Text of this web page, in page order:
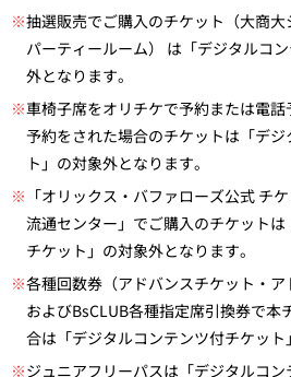
※抽選販売でご購入のチケット（大商
パーティールーム） は「デジタルコ
外となります。
※車椅子席をオリチケで予約または電
予約をされた場合のチケットは「デ
ト」の対象外となります。
※ 「オリックス・バファローズ公式 チ
流通センター」でご購入のチケット
チケット」の対象外となります。
※各種回数券（アドバンスチケット・ア
およびBsCLUB各種指定席引換券で本
合は「デジタルコンテンツ付チケット
※ジュニアフリーパスは「デジタルコ